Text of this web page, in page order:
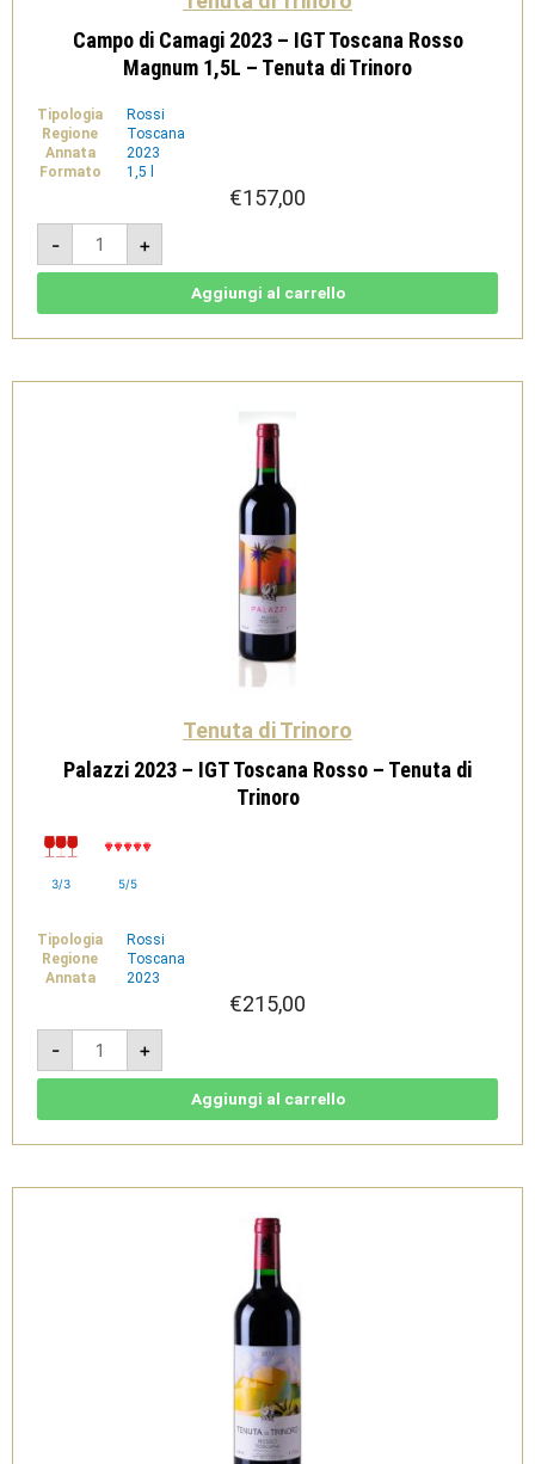
Campo di Camagi 2023 – IGT Toscana Rosso
Magnum 1,5L – Tenuta di Trinoro
Tipologia
Rossi
Regione
Toscana
Annata
2023
Formato
1,5 l
€157,00
-
Campo
Camagi
2023
Rosso
-
+
Aggiungi al carrello
Tenuta di Trinoro
Palazzi 2023 – IGT Toscana Rosso – Tenuta di
Trinoro
3/3 5/5
Tipologia
Rossi
Regione
Toscana
Annata
2023
€215,00
-
Palazzi
2023
-
IGT
Tenuta
quantità
+
Aggiungi al carrello